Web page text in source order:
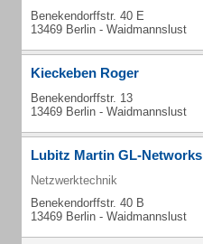
Benekendorffstr. 40 E
13469 Berlin - Waidmannslust
Kieckeben Roger
Benekendorffstr. 13
13469 Berlin - Waidmannslust
Lubitz Martin GL-Networks
Netzwerktechnik
Benekendorffstr. 40 B
13469 Berlin - Waidmannslust